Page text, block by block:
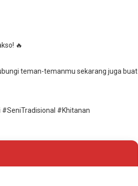
🔥
teman-temanmu sekarang juga buat
#Khitanan